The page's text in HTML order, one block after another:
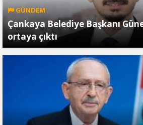
GÜNDEM
Çankaya Belediye Başkanı
ortaya çıktı